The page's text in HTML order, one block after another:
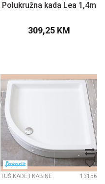
Polukružna kada Lea 1,4m
309,25 KM
TUŠ KADE I KABINE 13156